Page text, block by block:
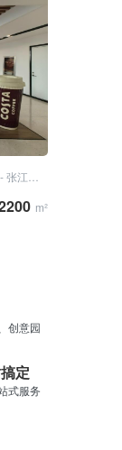
m²
创意园
定
式服务